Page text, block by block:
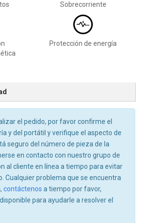
Sobrecorriente
Protección de energía
el pedido, por favor confirme el
y del portátil y verifique el aspecto de
seguro del número de pieza de la
en contacto con nuestro grupo de
al cliente en línea a tiempo para evitar
Cualquier problema que se encuentra
contáctenos a tiempo por favor,
para ayudarle a resolver el